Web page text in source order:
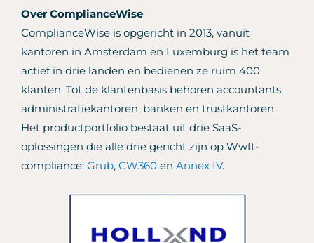
Over ComplianceWise
ComplianceWise is opgericht in 2013, vanuit
kantoren in Amsterdam en Luxemburg is het team
actief in drie landen en bedienen ze ruim 400
klanten. Tot de klantenbasis behoren accountants,
administratiekantoren, banken en trustkantoren.
Het productportfolio bestaat uit drie SaaS-
oplossingen die alle drie gericht zijn op Wwft-
compliance: Grub, CW360 en Annex IV.